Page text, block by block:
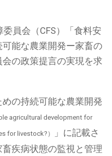
員会（CFS）「食料安
能な農業開発ー家畜の
の政策提言の実現を求
めの持続可能な農業開発
agricultural development for
for livestock?）
」に記載さ
疾病状態の監視と管理